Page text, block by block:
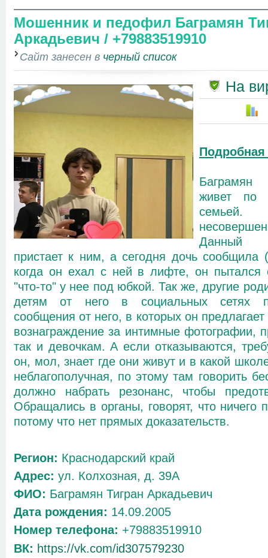
Мошенник и педофил Баграмян
Аркадьевич / +79883519910
Сайт занесен в черный список
На
Баграмян
живет по
Данный
пристает к ним, а сегодня дочь сообщила
когда он ехал с ней в лифте, он пытался
"что-то" у нее под юбкой. Так же, другие
детям от него в социальных сетях
сообщения от него, в которых он
вознаграждение за интимные фотографии,
так и девочкам. А если отказываются,
он, мол, знает где они живут и в какой
неблагополучная, по этому там говорить
должно набрать резонанс, чтобы
Обращались в органы, говорят, что ничего
потому что нет прямых доказательств.
Регион: Краснодарский край
Адрес: ул. Колхозная, д. 39А
ФИО: Баграмян Тигран Аркадьевич
Дата рождения: 14.09.2005
Номер телефона: +79883519910
ВК: https://vk.com/id307579230